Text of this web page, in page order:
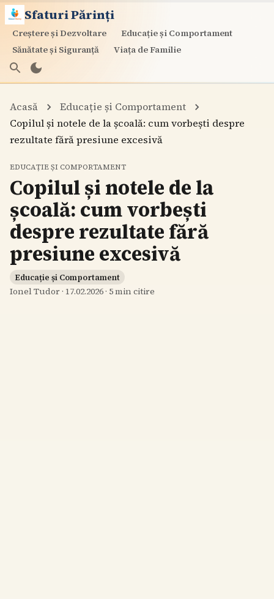
Sfaturi Părinți
Creștere și Dezvoltare
Educație și Comportament
Sănătate și Siguranță
Viața de Familie
Acasă
Educație și Comportament
Copilul și notele de la școală: cum vorbești despre
rezultate fără presiune excesivă
EDUCAȚIE ȘI COMPORTAMENT
Copilul și notele de la
școală: cum vorbești
despre rezultate fără
presiune excesivă
Educație și Comportament
Ionel Tudor · 17.02.2026 · 5min citire